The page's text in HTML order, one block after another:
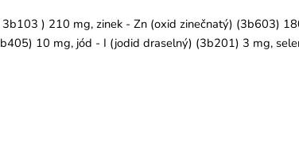
) 210 mg, zinek - Zn (oxid zinečnatý) (3b603)
10 mg, jód - I (jodid draselný) (3b201) 3 mg,